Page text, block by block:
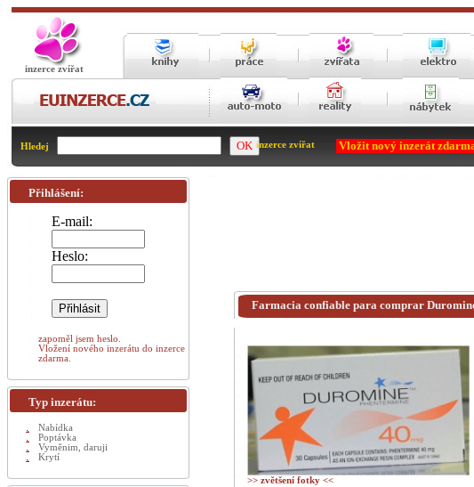
inzerce zvířat
Hledej inzerce zvířat Vložit nový inzerát
Farmacia confiable para comprar
>> zvětšení fotky <<
Přihlášení:
E-mail:
Heslo:
zapoměl jsem heslo.
Vložení nového inzerátu do inzerce
zdarma.
Typ inzerátu:
Nabídka
Poptávka
Vyměnim, daruji
Krytí